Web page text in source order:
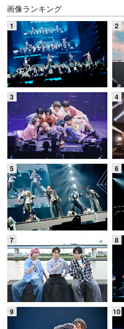
画像ランキング